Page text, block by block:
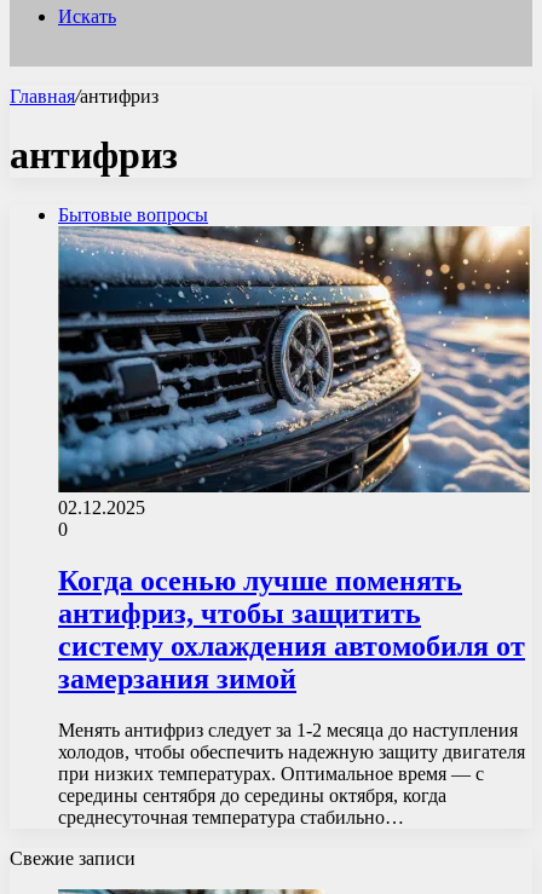
Искать
Главная/антифриз
антифриз
Бытовые вопросы
02.12.2025
0
Когда осенью лучше поменять
антифриз, чтобы защитить
систему охлаждения автомобиля от
замерзания зимой
Менять антифриз следует за 1-2 месяца до наступления
холодов, чтобы обеспечить надежную защиту двигателя
при низких температурах. Оптимальное время — с
середины сентября до середины октября, когда
среднесуточная температура стабильно…
Свежие записи